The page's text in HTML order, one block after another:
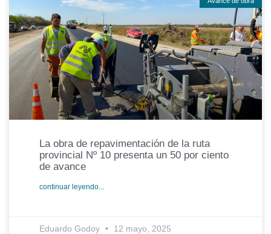
La obra de repavimentación de la ruta
provincial Nº 10 presenta un 50 por ciento
de avance
continuar leyendo...
Eduardo Godoy 12 mayo, 2025